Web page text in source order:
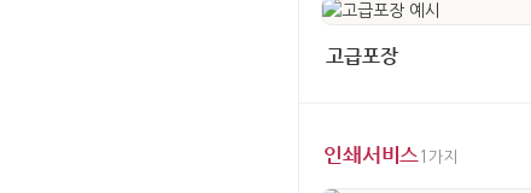
고급포장
인쇄서비스1가지